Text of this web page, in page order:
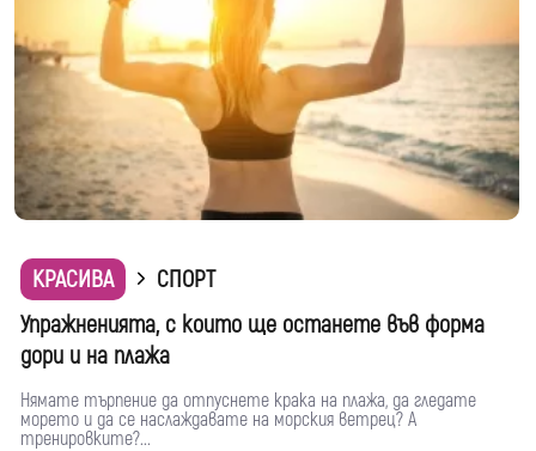
КРАСИВА
СПОРТ
Упражненията, с които ще останете във форма
дори и на плажа
Нямате търпение да отпуснете крака на плажа, да гледате
морето и да се наслаждавате на морския ветрец? А
тренировките?...